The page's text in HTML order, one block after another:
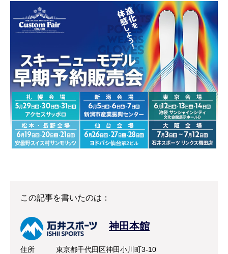
この記事を書いたのは：
神田本館
住所
東京都千代田区神田小川町3-10